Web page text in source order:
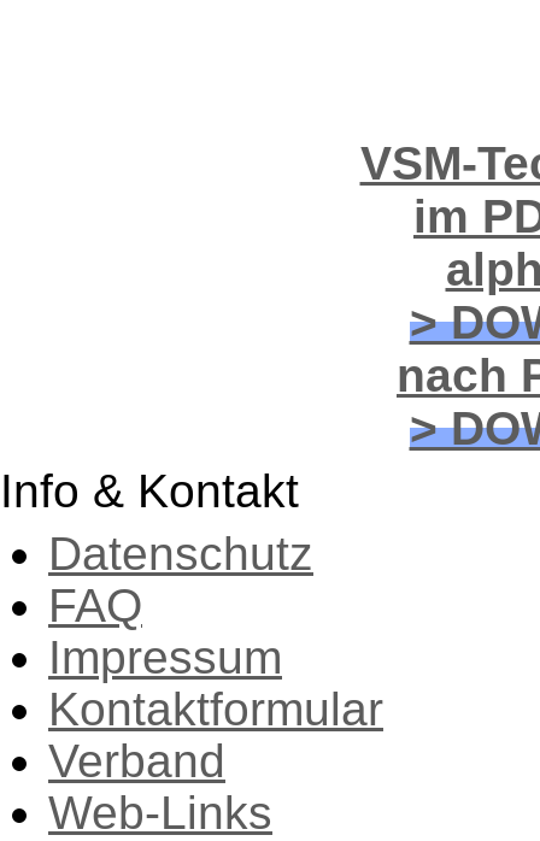
VSM-
im
>
nach
>
Info & Kontakt
Datenschutz
FAQ
Impressum
Kontaktformular
Verband
Web-Links